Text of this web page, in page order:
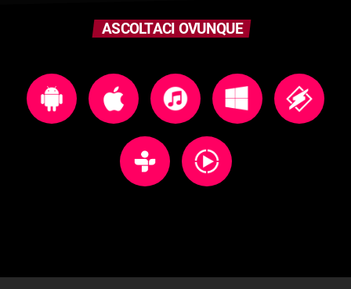
ASCOLTACI OVUNQUE